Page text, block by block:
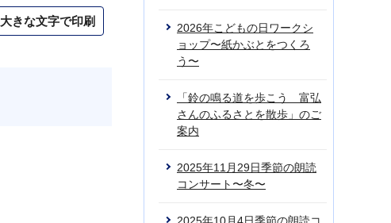
大きな文字で印刷
2026年こどもの日ワークシ
ョップ〜紙かぶとをつくろ
う〜
「鈴の鳴る道を歩こう 富弘
さんのふるさとを散歩」のご
案内
2025年11月29日季節の朗読
コンサート〜冬〜